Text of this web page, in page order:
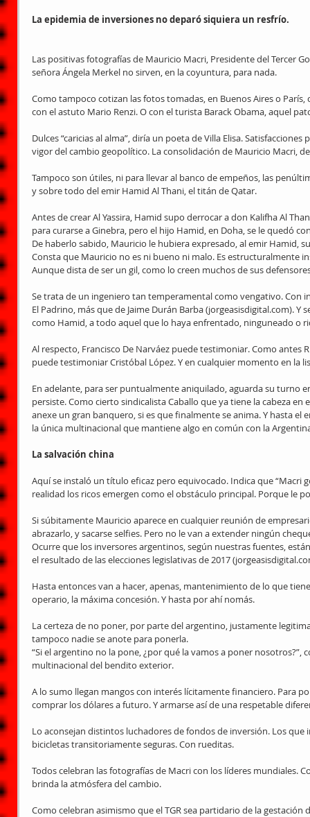
La epidemia de inversiones no deparó siquiera un resfrío.
Las positivas fotografías de Mauricio Macri, Presidente del Tercer
señora Ángela Merkel no sirven, en la coyuntura, para nada.
Como tampoco cotizan las fotos tomadas, en Buenos Aires o
con el astuto Mario Renzi. O con el turista Barack Obama, aquel
Dulces “caricias al alma”, diría un poeta de Villa Elisa.
vigor del cambio geopolítico. La consolidación de Mauricio Macri,
Tampoco son útiles, ni para llevar al banco de empeños, las
y sobre todo del emir Hamid Al Thani, el titán de Qatar.
Antes de crear Al Yassira, Hamid supo derrocar a don Kalifha Al
para curarse a Ginebra, pero el hijo Hamid, en Doha, se le quedó
De haberlo sabido, Mauricio le hubiera expresado, al emir Hamid,
Consta que Mauricio no es ni bueno ni malo. Es estructuralmente
Aunque dista de ser un gil, como lo creen muchos de sus
Se trata de un ingeniero tan temperamental como vengativo. Con
El Padrino, más que de Jaime Durán Barba (jorgeasisdigital.com).
como Hamid, a todo aquel que lo haya enfrentado, ninguneado o
Al respecto, Francisco De Narváez puede testimoniar. Como antes
puede testimoniar Cristóbal López. Y en cualquier momento en la
En adelante, para ser puntualmente aniquilado, aguarda su turno
persiste. Como cierto sindicalista Caballo que ya tiene la cabeza
anexe un gran banquero, si es que finalmente se anima. Y hasta el
la única multinacional que mantiene algo en común con la
La salvación china
Aquí se instaló un título eficaz pero equivocado. Indica que “Macri
realidad los ricos emergen como el obstáculo principal. Porque le
Si súbitamente Mauricio aparece en cualquier reunión de
abrazarlo, y sacarse selfies. Pero no le van a extender ningún
Ocurre que los inversores argentinos, según nuestras fuentes,
el resultado de las elecciones legislativas de 2017
Hasta entonces van a hacer, apenas, mantenimiento de lo que
operario, la máxima concesión. Y hasta por ahí nomás.
La certeza de no poner, por parte del argentino, justamente
tampoco nadie se anote para ponerla.
“Si el argentino no la pone, ¿por qué la vamos a poner
multinacional del bendito exterior.
A lo sumo llegan mangos con interés lícitamente financiero. Para
comprar los dólares a futuro. Y armarse así de una respetable
Lo aconsejan distintos luchadores de fondos de inversión. Los
bicicletas transitoriamente seguras. Con rueditas.
Todos celebran las fotografías de Macri con los líderes mundiales.
brinda la atmósfera del cambio.
Como celebran asimismo que el TGR sea partidario de la gestación